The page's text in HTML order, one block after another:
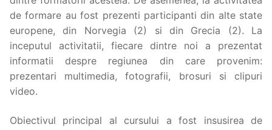
de formare au fost prezenti participanti din alte state
europene, din Norvegia (2) si din Grecia (2). La
inceputul activitatii, fiecare dintre noi a prezentat
informatii despre regiunea din care provenim:
prezentari multimedia, fotografii, brosuri si clipuri
video.
Obiectivul principal al cursului a fost insusirea de